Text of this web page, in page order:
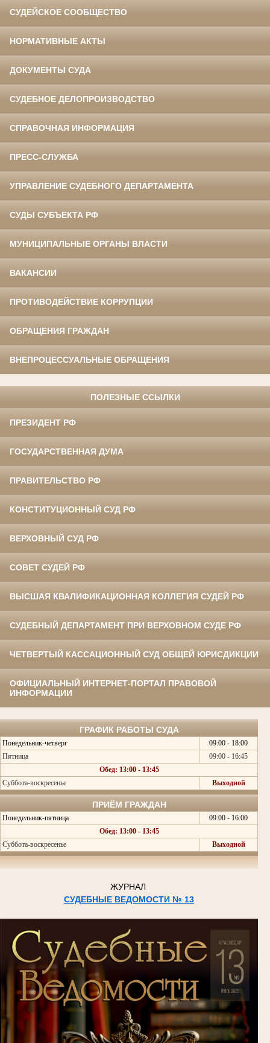
СУДЕЙСКОЕ СООБЩЕСТВО
НОРМАТИВНЫЕ АКТЫ
ДОКУМЕНТЫ СУДА
СУДЕБНОЕ ДЕЛОПРОИЗВОДСТВО
СПРАВОЧНАЯ ИНФОРМАЦИЯ
ПРЕСС-СЛУЖБА
УПРАВЛЕНИЕ СУДЕБНОГО ДЕПАРТАМЕНТА
СУДЫ СУБЪЕКТА РФ
МУНИЦИПАЛЬНЫЕ ОРГАНЫ ВЛАСТИ
ВАКАНСИИ
ПРОТИВОДЕЙСТВИЕ КОРРУПЦИИ
ОБРАЩЕНИЯ ГРАЖДАН
ВНЕПРОЦЕССУАЛЬНЫЕ ОБРАЩЕНИЯ
ПОЛЕЗНЫЕ ССЫЛКИ
ПРЕЗИДЕНТ РФ
ГОСУДАРСТВЕННАЯ ДУМА
ПРАВИТЕЛЬСТВО РФ
КОНСТИТУЦИОННЫЙ СУД РФ
ВЕРХОВНЫЙ СУД РФ
СОВЕТ СУДЕЙ РФ
ВЫСШАЯ КВАЛИФИКАЦИОННАЯ КОЛЛЕГИЯ СУДЕЙ РФ
СУДЕБНЫЙ ДЕПАРТАМЕНТ ПРИ ВЕРХОВНОМ СУДЕ РФ
ЧЕТВЕРТЫЙ КАССАЦИОННЫЙ СУД ОБЩЕЙ ЮРИСДИКЦИИ
ОФИЦИАЛЬНЫЙ ИНТЕРНЕТ-ПОРТАЛ ПРАВОВОЙ
ИНФОРМАЦИИ
ГРАФИК РАБОТЫ СУДА
Понедельник-четверг
09:00 - 18:00
Пятница
09:00 - 16:45
Обед: 13:00 - 13:45
Суббота-воскресенье
Выходной
ПРИЁМ ГРАЖДАН
Понедельник-пятница
09:00 - 16:00
Обед: 13:00 - 13:45
Суббота-воскресенье
Выходной
ЖУРНАЛ
СУДЕБНЫЕ ВЕДОМОСТИ № 13